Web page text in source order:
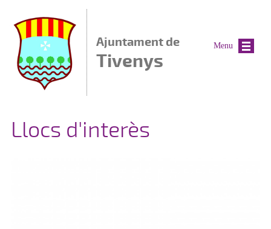
Ajuntament de
Tivenys
Llocs d'interès
Menu